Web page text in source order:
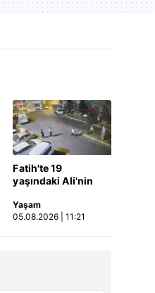
Fatih'te 19
yaşındaki Ali'nin
öldürüldüğü
kavganın
Yaşam
05.08.2026 | 11:21